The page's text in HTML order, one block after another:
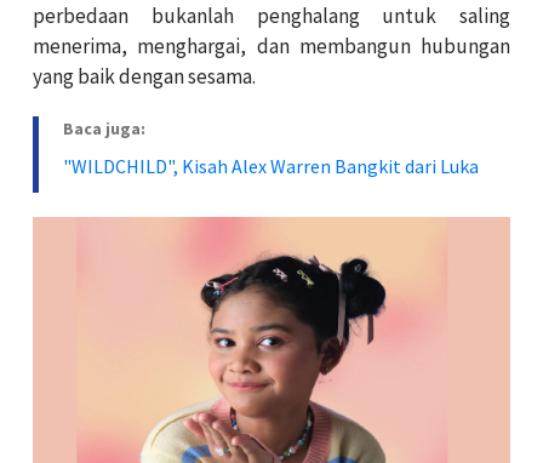
perbedaan bukanlah penghalang untuk saling
menerima, menghargai, dan membangun hubungan
yang baik dengan sesama.
Baca juga:
"WILDCHILD", Kisah Alex Warren Bangkit dari Luka